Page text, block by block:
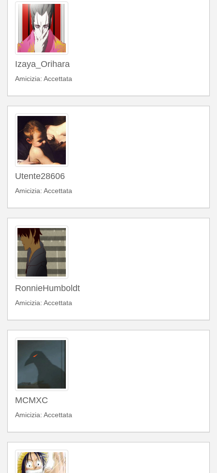
Izaya_Orihara
Amicizia: Accettata
Utente28606
Amicizia: Accettata
RonnieHumboldt
Amicizia: Accettata
MCMXC
Amicizia: Accettata